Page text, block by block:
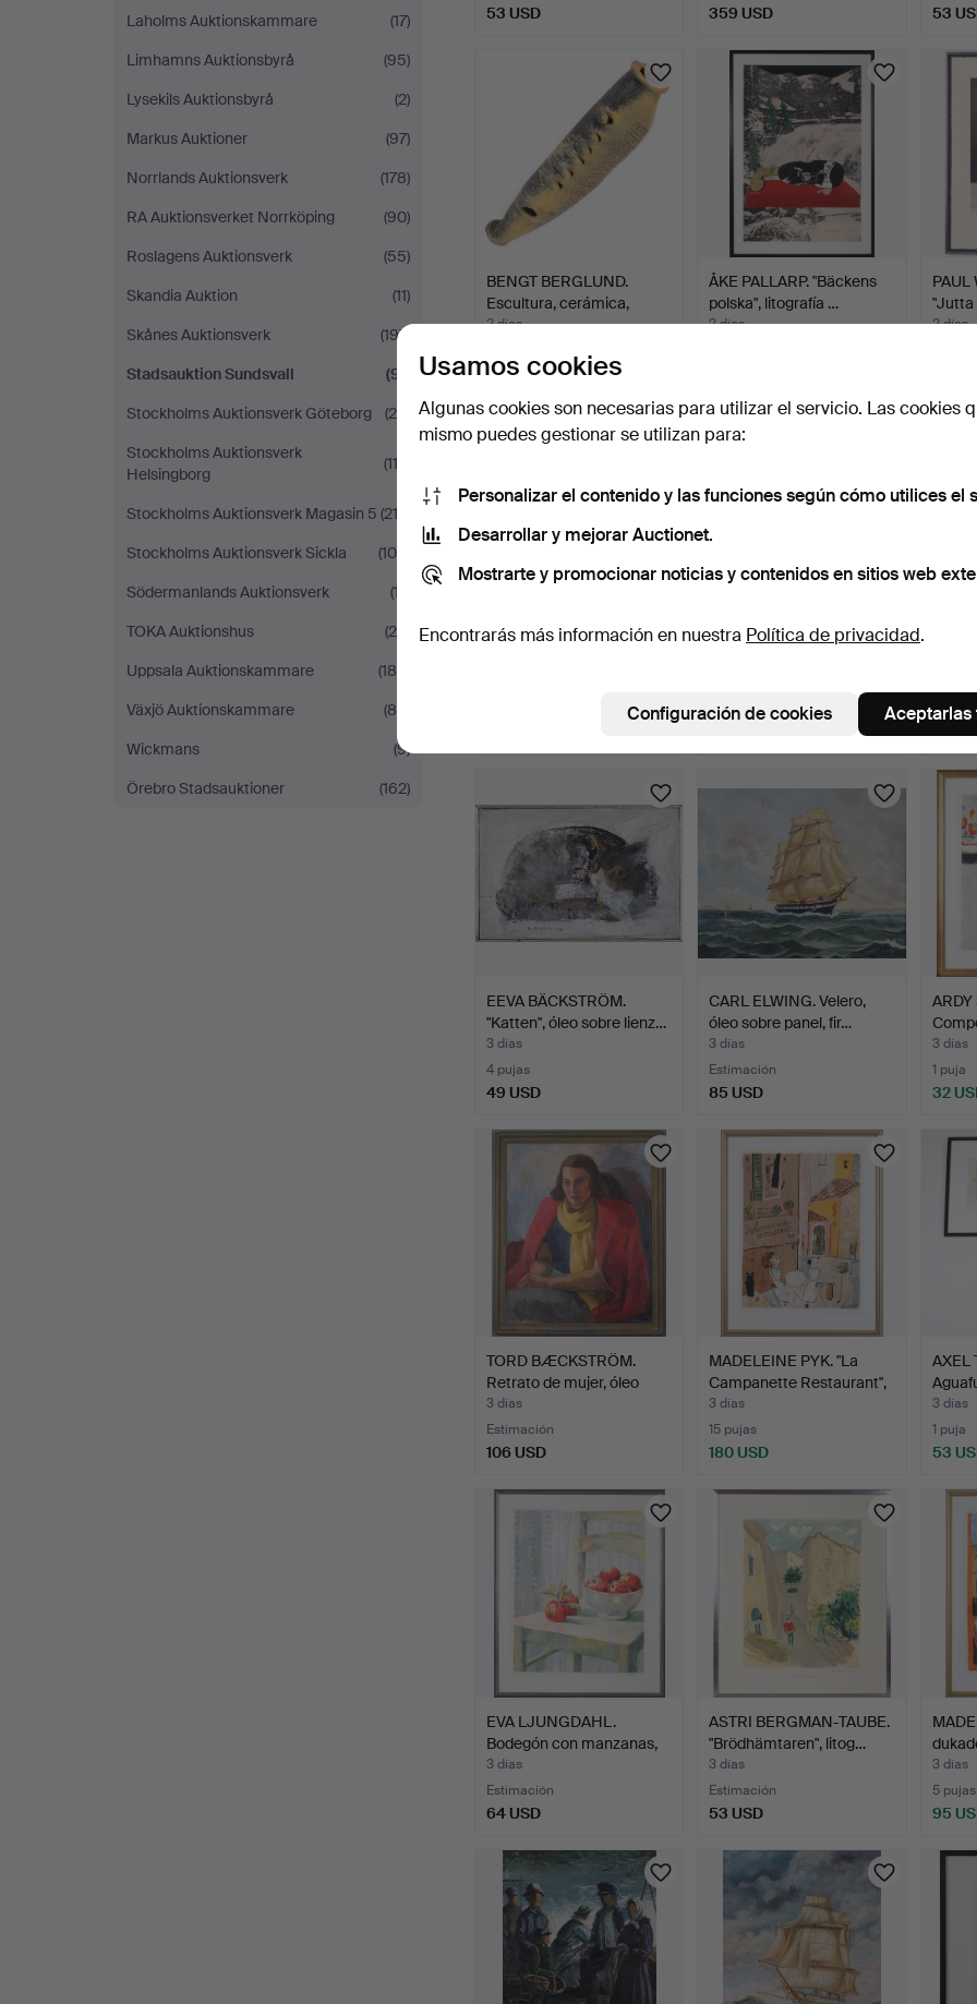
Laholms Auktionskammare
(17)
Limhamns Auktionsbyrå
(95)
Lysekils Auktionsbyrå
(2)
Markus Auktioner
(97)
Norrlands Auktionsverk
(178)
RA Auktionsverket Norrköping
(90)
Roslagens Auktionsverk
(55)
Skandia Auktion
(11)
Skånes Auktionsverk
(197)
Stadsauktion Sundsvall
(91)
Stockholms Auktionsverk Göteborg
(20)
Stockholms Auktionsverk
Helsingborg
(112)
Stockholms Auktionsverk Magasin 5 (212)
Stockholms Auktionsverk Sickla
(109)
Södermanlands Auktionsverk
(17)
TOKA Auktionshus
(28)
Uppsala Auktionskammare
(188)
Växjö Auktionskammare
(80)
Wickmans
(9)
Örebro Stadsauktioner
(162)
53 USD 359 USD 53
BENGT BERGLUND.
Escultura, cerámica,
Studi…
2 días
32 USD
ÅKE PALLARP. "Bäckens
polska", litografía …
2 días
PAUL
"Jutta
2 días
TAPANI TAMMENPÄÄ.
OIDENTIFIERAD
3 pujas
53
EEVA BÄCKSTRÖM.
"Katten", óleo sobre lienz…
3 días
4 pujas
49 USD
CARL ELWING. Velero,
óleo sobre panel, fir…
3 días
Estimación
85 USD
ARDY
fir…
3 días
1 puja
32
TORD BÆCKSTRÖM.
Retrato de mujer, óleo
sob…
3 días
Estimación
106 USD
MADELEINE PYK. "La
Campanette Restaurant",
…
3 días
15 pujas
180 USD
AXEL
Joe…
3 días
1 puja
53
EVA LJUNGDAHL.
Bodegón con manzanas,
litog…
3 días
Estimación
64 USD
ASTRI BERGMAN-TAUBE.
"Brödhämtaren", litog…
3 días
Estimación
53 USD
3 días
5 pujas
95
Usamos cookies
Algunas cookies son necesarias para utilizar el servicio. Las cookies
mismo puedes gestionar se utilizan para:
Personalizar el contenido y las funciones según cómo utilices el
Desarrollar y mejorar Auctionet.
Mostrarte y promocionar noticias y contenidos en sitios web
Encontrarás más información en nuestra Política de privacidad.
Configuración de cookies Aceptarlas